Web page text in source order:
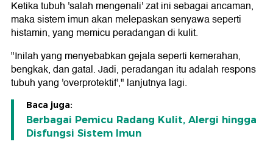
Ketika tubuh 'salah mengenali' zat ini sebagai ancaman,
maka sistem imun akan melepaskan senyawa seperti
histamin, yang memicu peradangan di kulit.
"Inilah yang menyebabkan gejala seperti kemerahan,
bengkak, dan gatal. Jadi, peradangan itu adalah respons
tubuh yang 'overprotektif'," lanjutnya lagi.
Baca juga:
Berbagai Pemicu Radang Kulit, Alergi hingga
Disfungsi Sistem Imun